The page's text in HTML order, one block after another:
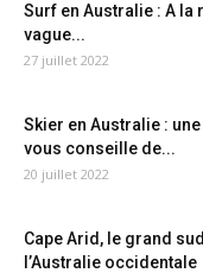
Surf en Australie : A la
vague...
27 juillet 2022
Skier en Australie :
vous conseille de...
20 juillet 2022
Cape Arid, le grand
l’Australie occidentale